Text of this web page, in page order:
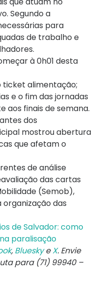
Segundo a
para
de trabalho e
à 0h01 desta
ticket alimentação;
e o fim das jornadas
aos finais de semana.
dos
mostrou abertura
que afetam o
de análise
das cartas
(Semob),
das
de Salvador: como
paralisação
, BlueskyeX. Envie
para (71) 99940 –